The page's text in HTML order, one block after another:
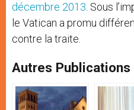
décembre 2013 . Sous
le Vatican a promu
contre la traite.
Autres Publications